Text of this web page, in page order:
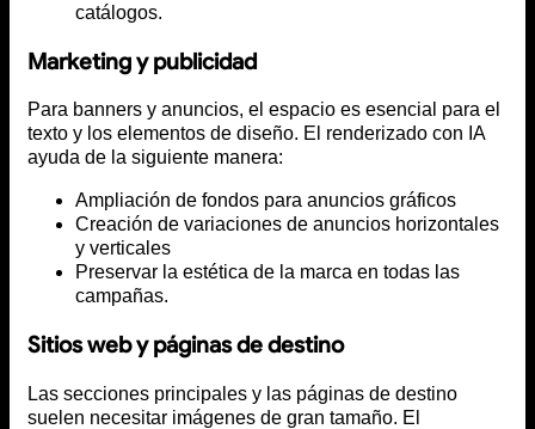
catálogos.
Marketing y publicidad
Para banners y anuncios, el espacio es esencial para el
texto y los elementos de diseño. El renderizado con IA
ayuda de la siguiente manera:
Ampliación de fondos para anuncios gráficos
Creación de variaciones de anuncios horizontales
y verticales
Preservar la estética de la marca en todas las
campañas.
Sitios web y páginas de destino
Las secciones principales y las páginas de destino
suelen necesitar imágenes de gran tamaño. El